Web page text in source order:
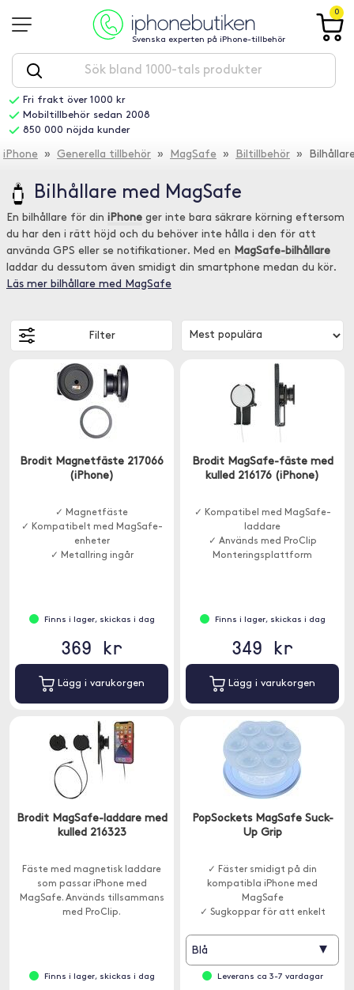
Svenska experten på iPhone-tillbehör
0
Fri frakt över 1000 kr
Mobiltillbehör sedan 2008
850 000 nöjda kunder
iPhone » Generella tillbehör » MagSafe » Biltillbehör »
Bilhållare med MagSafe
En bilhållare för din iPhone ger inte bara säkrare körning eftersom
du har den i rätt höjd och du behöver inte hålla i den för att
använda GPS eller se notifikationer. Med en MagSafe-bilhållare
laddar du dessutom även smidigt din smartphone medan du kör.
Läs mer bilhållare med MagSafe
Filter
Brodit Magnetfäste 217066
(iPhone)
✓ Magnetfäste
✓ Kompatibelt med MagSafe-
enheter
✓ Metallring ingår
Finns i lager, skickas i dag
369 kr
Lägg i varukorgen
Brodit MagSafe-fäste med
kulled 216176 (iPhone)
✓ Kompatibel med MagSafe-
laddare
✓ Används med ProClip
Monteringsplattform
Finns i lager, skickas i dag
349 kr
Lägg i varukorgen
Brodit MagSafe-laddare med
kulled 216323
Fäste med magnetisk laddare
som passar iPhone med
MagSafe. Används tillsammans
med ProClip.
Finns i lager, skickas i dag
PopSockets MagSafe Suck-
Up Grip
✓ Fäster smidigt på din
kompatibla iPhone med
MagSafe
✓ Sugkoppar för att enkelt
Blå ▾
Leverans ca 3-7 vardagar